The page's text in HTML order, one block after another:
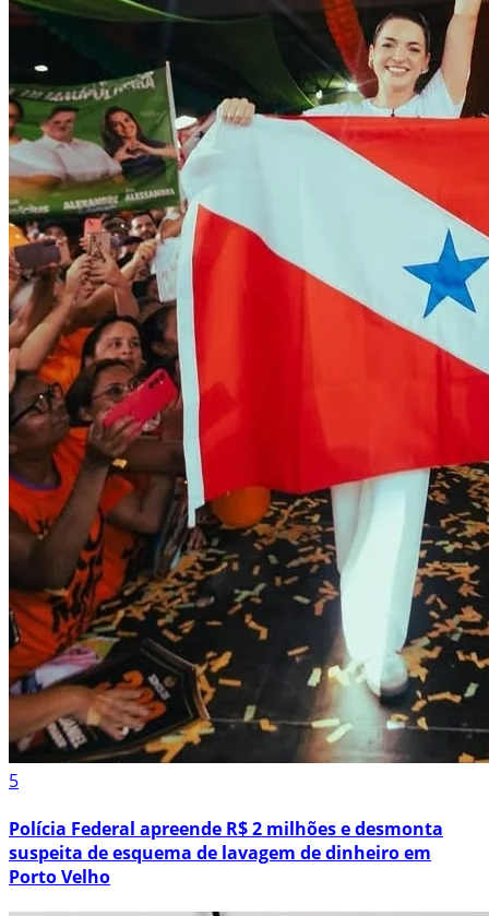
5
Polícia Federal apreende R$ 2 milhões e desmonta
suspeita de esquema de lavagem de dinheiro em
Porto Velho